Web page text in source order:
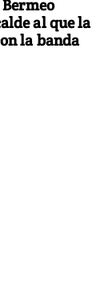
al que la
la banda